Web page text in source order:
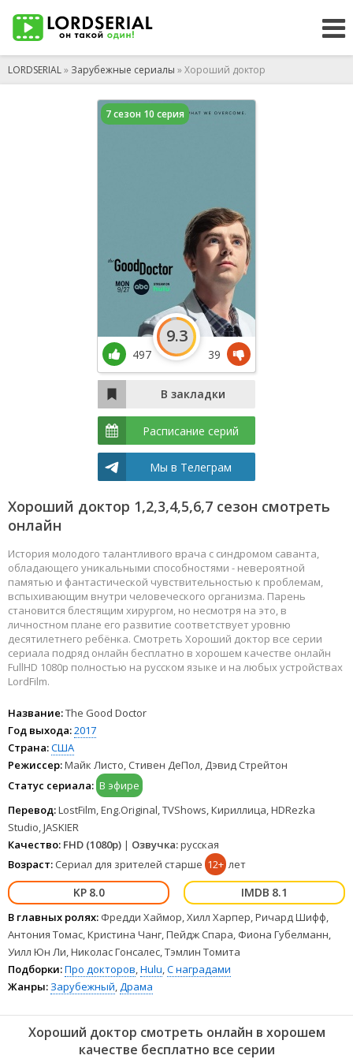
LORDSERIAL» Зарубежные сериалы » Хороший доктор
Хороший доктор 1,2,3,4,5,6,7 сезон смотреть
онлайн
История молодого талантливого врача с синдромом саванта,
обладающего уникальными способностями - невероятной
памятью и фантастической чувствительностью к проблемам,
вспыхивающим внутри человеческого организма. Парень
становится блестящим хирургом, но несмотря на это, в
личностном плане его развитие соответствует уровню
десятилетнего ребёнка. Смотреть Хороший доктор все серии
сериала подряд онлайн бесплатно в хорошем качестве онлайн
FullHD 1080p полностью на русском языке и на любых устройствах
LordFilm.
Название:The Good Doctor
Год выхода:2017
Страна:США
Режиссер:Майк Листо, Стивен ДеПол, Дэвид Стрейтон
Статус сериала: В эфире
Перевод:LostFilm, Eng.Original, TVShows, Кириллица, HDRezka
Studio, JASKIER
Качество: FHD (1080p) | Озвучка:русская
Возраст: Сериал для зрителей старше 12+ лет
8.0 8.1
В главных ролях: Фредди Хаймор, Хилл Харпер, Ричард Шифф,
Антония Томас, Кристина Чанг, Пейдж Спара, Фиона Губелманн,
Уилл Юн Ли, Николас Гонсалес, Тэмлин Томита
Подборки:Про докторов,Hulu,С наградами
Жанры: Зарубежный,Драма
7 сезон 10 серия
497
9.3
39
Расписание серий
Мы в Телеграм
Хороший доктор смотреть онлайн в хорошем
качестве бесплатно все серии